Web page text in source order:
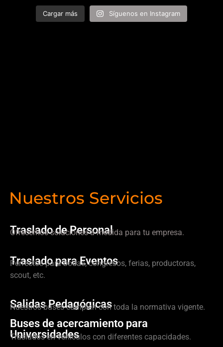
Cargar más Síguenos en Instagram
Nuestros Servicios
Traslado de Personal
Ofrecemos soluciones a medida para tu empresa.
Traslado para Eventos
Perfectos para bodas, congresos, ferias, productoras,
scout, etc.
Salidas Pedagógicas
Nuestros buses cumplen con toda la normativa vigente.
Buses de acercamiento para
Universidades
Traslados en vehículos con diferentes capacidades.